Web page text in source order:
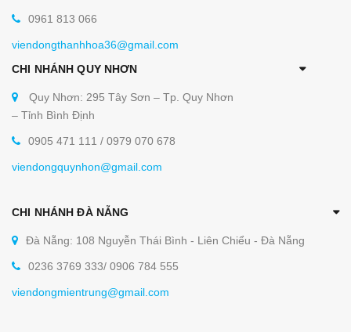
0961 813 066
viendongthanhhoa36@gmail.com
CHI NHÁNH QUY NHƠN
Quy Nhơn: 295 Tây Sơn – Tp. Quy Nhơn
– Tỉnh Bình Định
0905 471 111 / 0979 070 678
viendongquynhon@gmail.com
CHI NHÁNH ĐÀ NẴNG
Đà Nẵng: 108 Nguyễn Thái Bình - Liên Chiểu - Đà Nẵng
0236 3769 333/ 0906 784 555
viendongmientrung@gmail.com